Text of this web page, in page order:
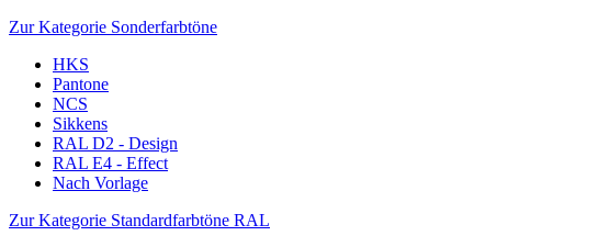
Zur Kategorie Sonderfarbtöne
HKS
Pantone
NCS
Sikkens
RAL D2 - Design
RAL E4 - Effect
Nach Vorlage
Zur Kategorie Standardfarbtöne RAL